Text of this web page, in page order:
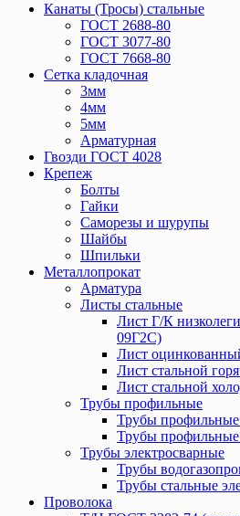
Канаты (Тросы) стальные
ГОСТ 2688-80
ГОСТ 3077-80
ГОСТ 7668-80
Сетка кладочная
3мм
4мм
5мм
Арматурная
Гвозди ГОСТ 4028
Крепеж
Болты
Гайки
Саморезы и шурупы
Шайбы
Шпильки
Металлопрокат
Арматура
Листы стальные
Лист Г/К
09Г2С)
Лист
Лист стальной
Лист стальной
Трубы профильные
Трубы профильные
Трубы
Трубы электросварные
Трубы
Трубы стальные
Проволока